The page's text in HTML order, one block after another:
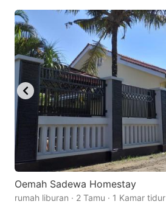
Oemah Sadewa Homestay
rumah liburan · 2 Tamu · 1 Kamar tidur